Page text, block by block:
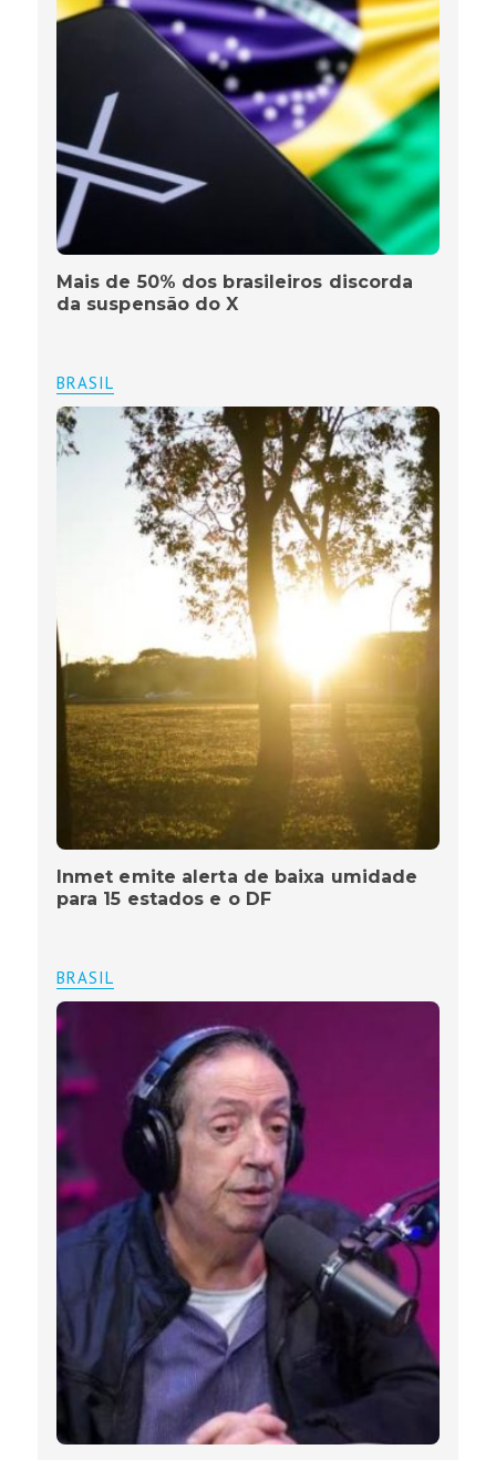
Mais de 50% dos brasileiros discorda
da suspensão do X
BRASIL
Inmet emite alerta de baixa umidade
para 15 estados e o DF
BRASIL